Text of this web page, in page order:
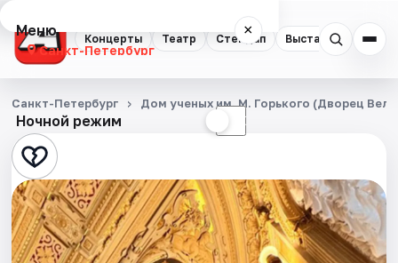
Концерты Театр Стендап Выставки
Меню ×
Санкт-Петербург
Концерты
Театр
Стендап
Выставки
Квесты
Ночной режим ☾
Санкт-Петербург Дом ученых им. М. Горького (Дворец